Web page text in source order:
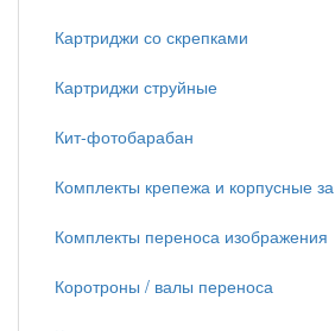
Картриджи со скрепками
Картриджи струйные
Кит-фотобарабан
Комплекты крепежа и корпусные за
Комплекты переноса изображения
Коротроны / валы переноса